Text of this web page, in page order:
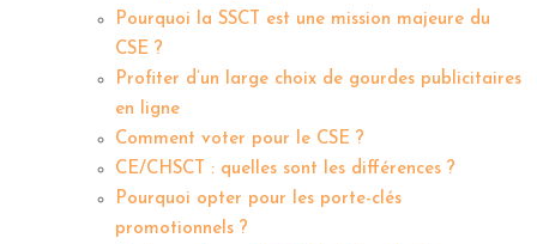
Pourquoi la SSCT est une mission majeure du
CSE ?
Profiter d’un large choix de gourdes publicitaires
en ligne
Comment voter pour le CSE ?
CE/CHSCT : quelles sont les différences ?
Pourquoi opter pour les porte-clés
promotionnels ?